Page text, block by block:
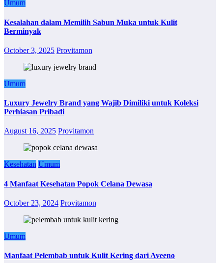
Umum
Kesalahan dalam Memilih Sabun Muka untuk Kulit
Berminyak
October 3, 2025 Provitamon
Umum
Luxury Jewelry Brand yang Wajib Dimiliki untuk Koleksi
Perhiasan Pribadi
August 16, 2025 Provitamon
Kesehatan Umum
4 Manfaat Kesehatan Popok Celana Dewasa
October 23, 2024 Provitamon
Umum
Manfaat Pelembab untuk Kulit Kering dari Aveeno